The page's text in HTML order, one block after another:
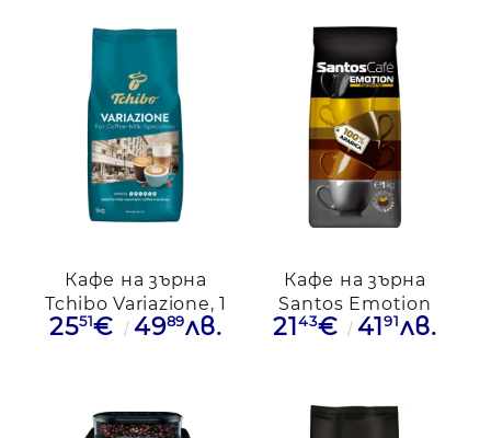
Кафе на зърна
Tchibo Variazione, 1
кг
2551€ 4989лв.
Кафе на зърна
Santos Emotion
Арабика, 1кг
2143€ 4191лв.